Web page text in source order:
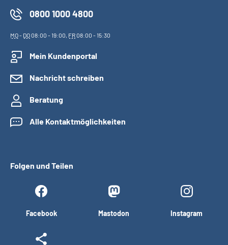
0800 1000 4800
MO- DO08:00 - 19:00, FR08:00 - 15:30
Mein Kundenportal
Nachricht schreiben
Beratung
Alle Kontaktmöglichkeiten
Folgen und Teilen
Facebook Mastodon Instagram